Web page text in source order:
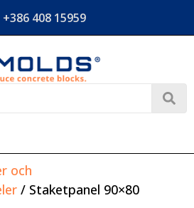
+386 408 15959
och
/ Staketpanel 90×80